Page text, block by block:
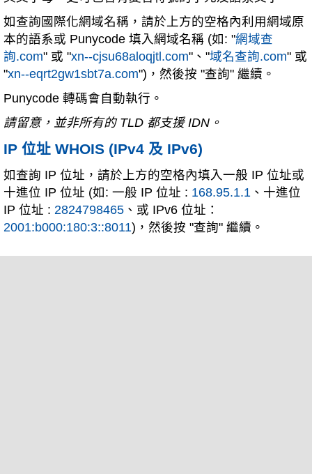
如查詢國際化網域名稱，請於上方的空格內利用網域原
本的語系或 Punycode 填入網域名稱 (如: "網域查
詢.com" 或 "xn--cjsu68aloqjtl.com"、"域名查詢.com" 或
"xn--eqrt2gw1sbt7a.com")，然後按 "查詢" 繼續。
Punycode 轉碼會自動執行。
請留意，並非所有的 TLD 都支援 IDN。
IP 位址 WHOIS (IPv4 及 IPv6)
如查詢 IP 位址，請於上方的空格內填入一般 IP 位址或
十進位 IP 位址 (如: 一般 IP 位址 : 168.95.1.1 、十進位
IP 位址 : 2824798465 、或 IPv6 位址：
2001:b000:180:3::8011)，然後按 "查詢" 繼續。